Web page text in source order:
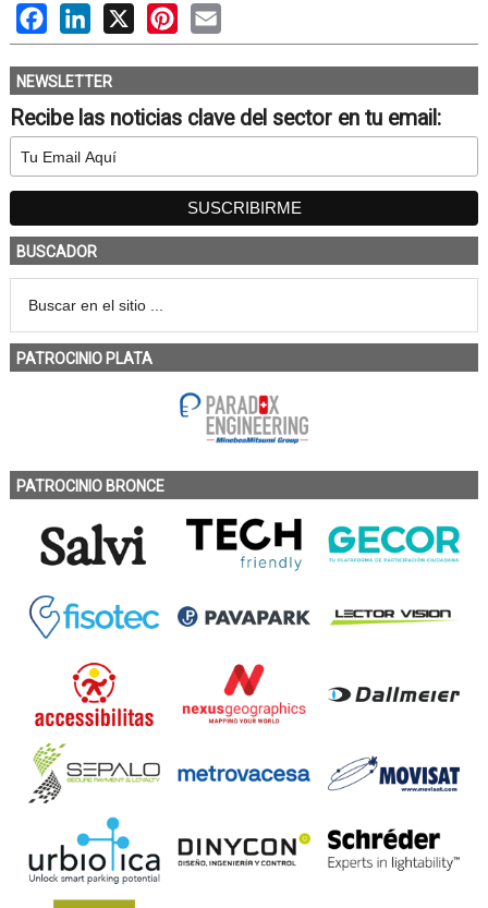
FacebookLinkedIn Pinterest
NEWSLETTER
Recibe las noticias clave del sector en tu email:
BUSCADOR
PATROCINIO PLATA
PATROCINIO BRONCE